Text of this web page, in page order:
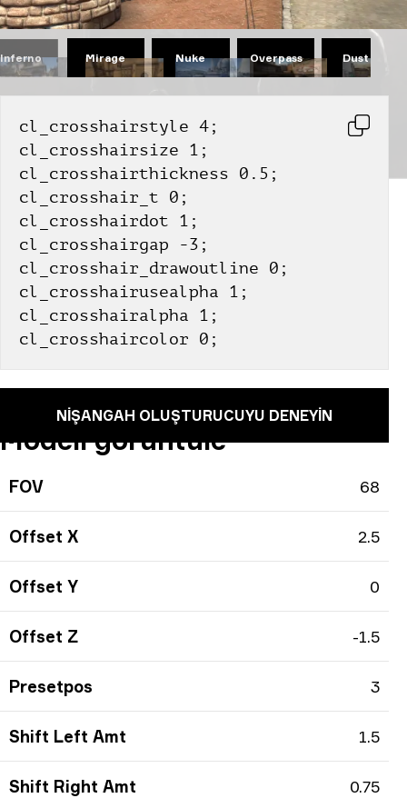
Inferno Mirage Nuke Overpass Dust II
cl_crosshairstyle 4;
cl_crosshairsize 1;
cl_crosshairthickness 0.5;
cl_crosshair_t 0;
cl_crosshairdot 1;
cl_crosshairgap -3;
cl_crosshair_drawoutline 0;
cl_crosshairusealpha 1;
cl_crosshairalpha 1;
cl_crosshaircolor 0;
NIŞANGAH OLUŞTURUCUYU DENEYIN
Modeli görüntüle
FOV 68
Offset X 2.5
Offset Y 0
Offset Z -1.5
Presetpos 3
Shift Left Amt 1.5
Shift Right Amt 0.75